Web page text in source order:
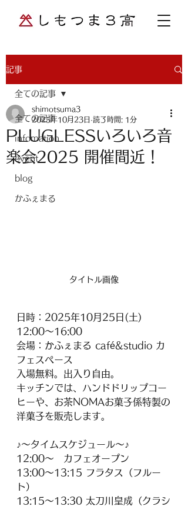
記事
全ての記事
infomation
event
blog
かふぇまる
全ての記事
PLUGLESSいろいろ音
楽会2025 開催間近！
shimotsuma3
2025年10月23日 読了時間: 1分
タイトル画像
日時：2025年10月25日(土)
12:00～16:00
会場：かふぇまる café&studio カ
フェスペース
入場無料。出入り自由。
キッチンでは、ハンドドリップコー
ヒーや、お茶NOMAお菓子係特製の
洋菓子を販売します。
♪～タイムスケジュール～♪
12:00～　カフェオープン
13:00～13:15 フラタス（フルー
ト）
13:15～13:30 太刀川皇成（クラシ